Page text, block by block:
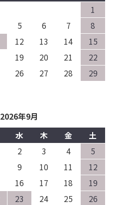
1
5 6 7
8
12 13 14
15
19 20 21
22
26 27 28
29
2026年9月
水 木 金
土
2 3 4
5
9 10 11
12
16 17 18
19
23 24 25 26